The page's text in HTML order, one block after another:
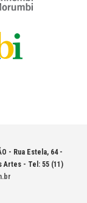
- Rua Estela, 64 -
Artes - Tel: 55 (11)